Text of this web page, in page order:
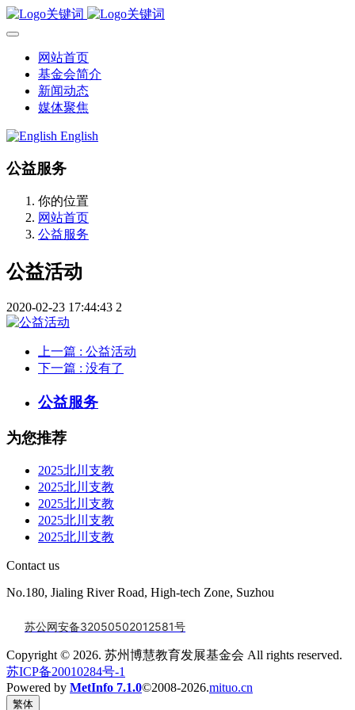
网站首页
基金会简介
新闻动态
媒体聚焦
English
公益服务
你的位置
网站首页
公益服务
公益活动
2020-02-23 17:44:43 2
上一篇 : 公益活动
下一篇 : 没有了
公益服务
为您推荐
2025北川支教
2025北川支教
2025北川支教
2025北川支教
2025北川支教
Contact us
No.180, Jialing River Road, High-tech Zone, Suzhou
苏公网安备32050502012581号
Copyright © 2026. 苏州博慧教育发展基金会 All rights reserved.
苏ICP备20010284号-1
Powered by MetInfo 7.1.0©2008-2026.mituo.cn
繁体